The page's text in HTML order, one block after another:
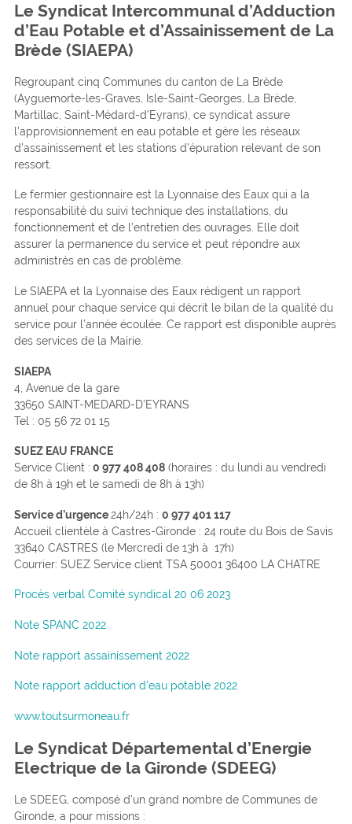
Le Syndicat Intercommunal d’Adduction
d’Eau Potable et d’Assainissement de La
Brède (SIAEPA)
Regroupant cinq Communes du canton de La Brède
(Ayguemorte-les-Graves, Isle-Saint-Georges, La Brède,
Martillac, Saint-Médard-d’Eyrans), ce syndicat assure
l’approvisionnement en eau potable et gère les réseaux
d’assainissement et les stations d’épuration relevant de son
ressort.
Le fermier gestionnaire est la Lyonnaise des Eaux qui a la
responsabilité du suivi technique des installations, du
fonctionnement et de l’entretien des ouvrages. Elle doit
assurer la permanence du service et peut répondre aux
administrés en cas de problème.
Le SIAEPA et la Lyonnaise des Eaux rédigent un rapport
annuel pour chaque service qui décrit le bilan de la qualité du
service pour l’année écoulée. Ce rapport est disponible auprès
des services de la Mairie.
SIAEPA
4, Avenue de la gare
33650 SAINT-MEDARD-D’EYRANS
Tel : 05 56 72 01 15
SUEZ EAU FRANCE
Service Client : 0 977 408 408(horaires : du lundi au vendredi
de 8h à 19h et le samedi de 8h à 13h)
Service d’urgence24h/24h : 0 977 401 117
Accueil clientèle à Castres-Gironde : 24 route du Bois de Savis
33640 CASTRES (le Mercredi de 13h à 17h)
Courrier: SUEZ Service client TSA 50001 36400 LA CHATRE
Procès verbal Comité syndical 20 06 2023
Note SPANC 2022
Note rapport assainissement 2022
Note rapport adduction d’eau potable 2022
www.toutsurmoneau.fr
Le Syndicat Départemental d’Energie
Electrique de la Gironde (SDEEG)
Le SDEEG, composé d’un grand nombre de Communes de
Gironde, a pour missions :